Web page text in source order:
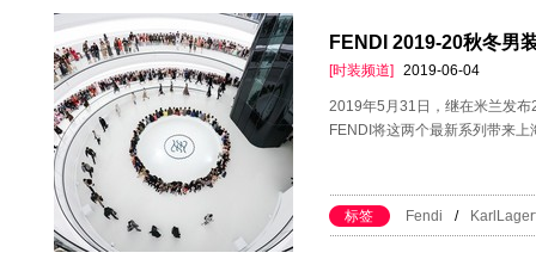
FENDI 2019-20秋冬男
[时装频道] 2019-06-04
2019年5月31日，继在米兰发
FENDI将这两个最新系列带来上
标签 Fendi /